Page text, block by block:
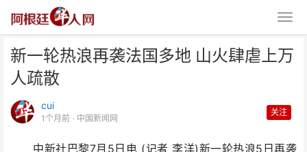
新一轮热浪再袭法国多地 山火肆虐上万
人疏散
cui
1个月前 · 中国新闻网
关注
中新社巴黎7月5日电 (记者 李洋)新一轮热浪5日再袭